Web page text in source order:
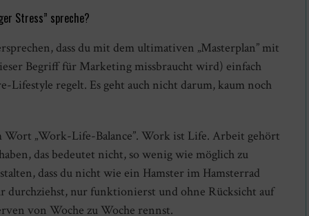
Stress” spreche?
dass du mit dem ultimativen „Masterplan” mit
Begriff für Marketing missbraucht wird) einfach
Lifestyle regelt. Es geht auch nicht darum, kaum noch
Wort „Work-Life-Balance”. Work ist Life. Arbeit gehört
das bedeutet nicht, so wenig wie möglich zu
dass du nicht wie ein Hamster im Hamsterrad
durchziehst, nur funktionierst und ohne Rücksicht auf
von Woche zu Woche rennst.